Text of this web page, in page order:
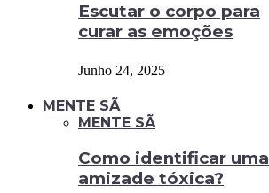
Escutar o corpo para
curar as emoções
Junho 24, 2025
MENTE SÃ
MENTE SÃ
Como identificar uma
amizade tóxica?